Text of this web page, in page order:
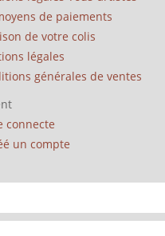
de paiements
de votre colis
légales
générales de ventes
connecte
un compte